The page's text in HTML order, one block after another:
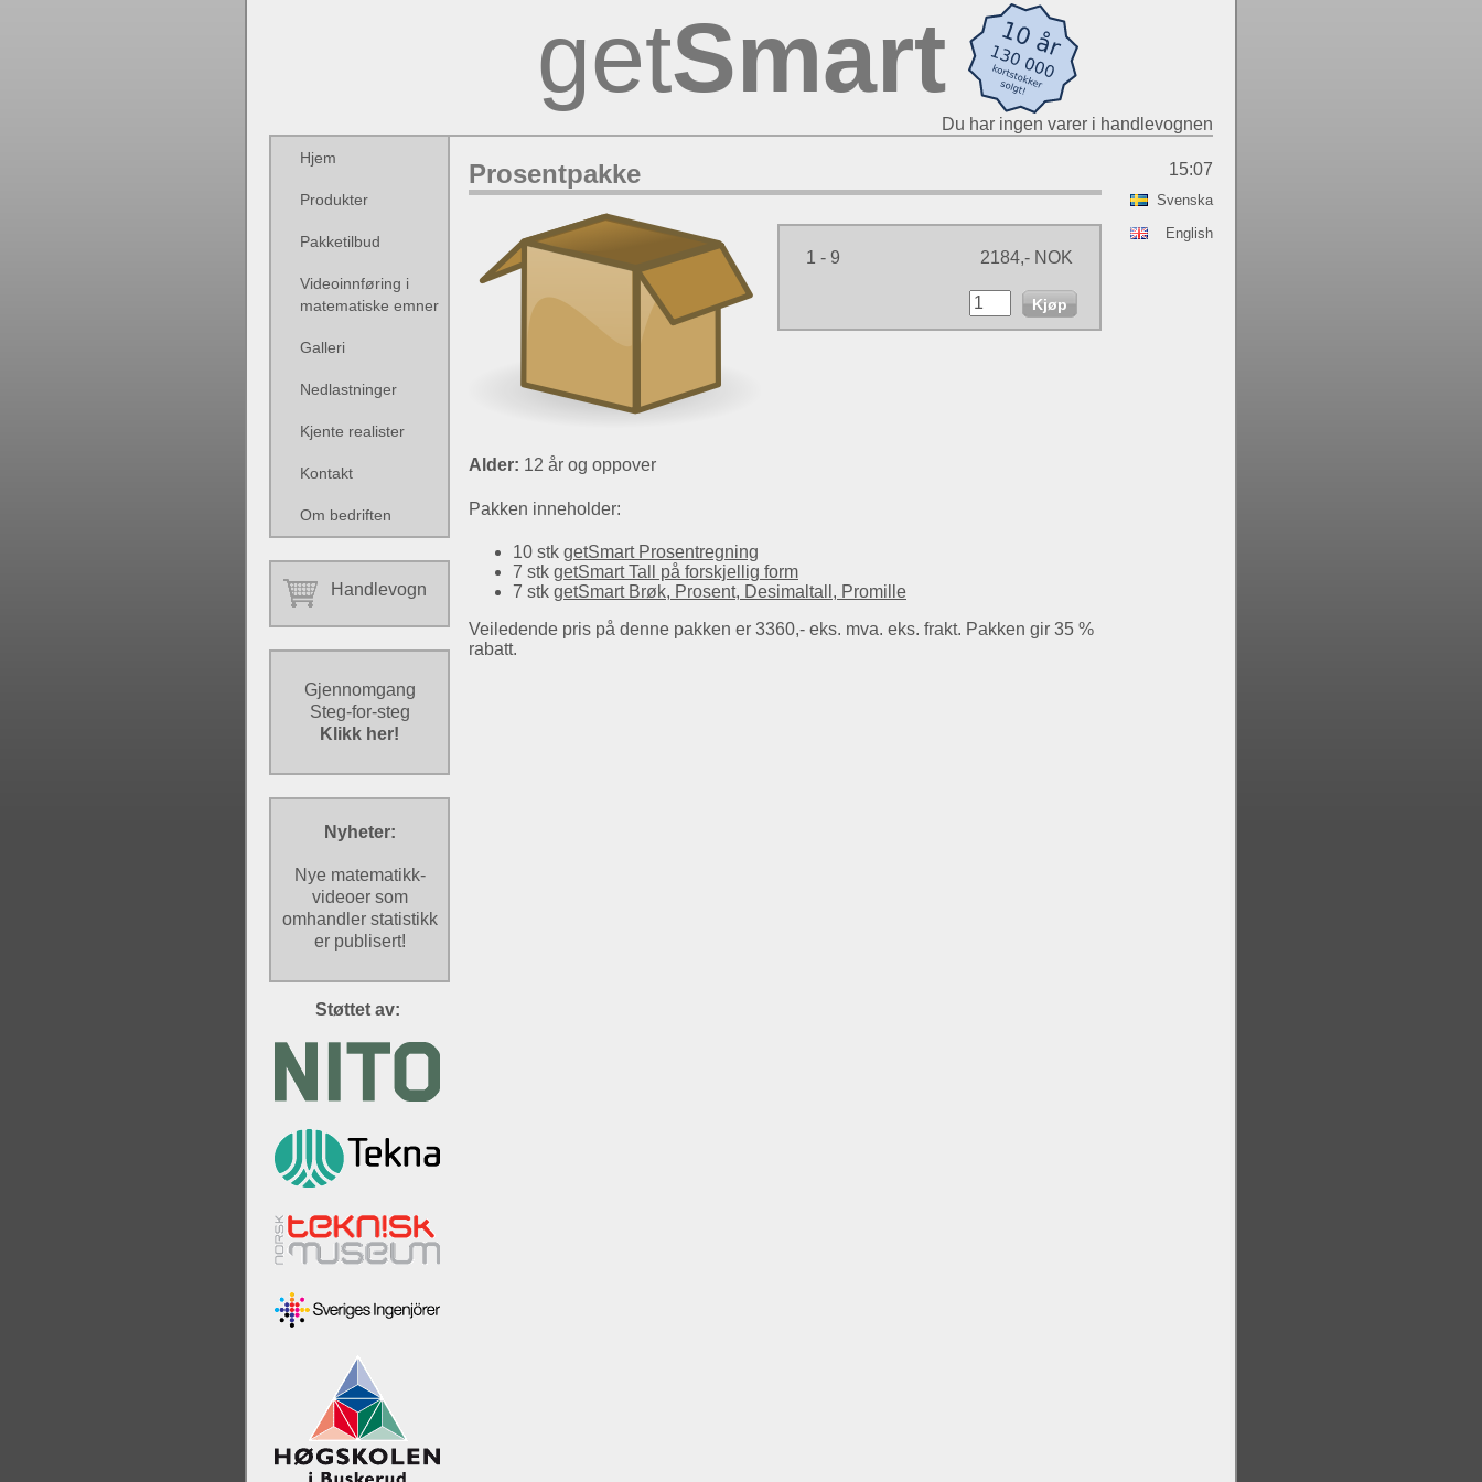
getSmart
Du har ingen varer i handlevognen
15:07
Svenska
English
Prosentpakke
1 - 9 2184,- NOK
Alder: 12 år og oppover
Pakken inneholder:
10 stk getSmart Prosentregning
7 stk getSmart Tall på forskjellig form
7 stk getSmart Brøk, Prosent, Desimaltall, Promille
Veiledende pris på denne pakken er 3360,- eks. mva. eks. frakt. Pakken gir 35 %
rabatt.
Hjem
Produkter
Pakketilbud
Videoinnføring i
matematiske emner
Galleri
Nedlastninger
Kjente realister
Kontakt
Om bedriften
Handlevogn
Gjennomgang
Steg-for-steg
Klikk her!
Nyheter:
Nye matematikk-
videoer som
omhandler statistikk
er publisert!
Støttet av: